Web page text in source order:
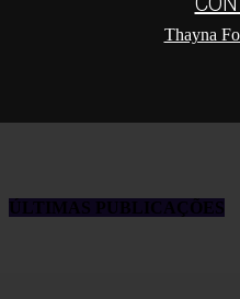
Thayna
ÚLTIMAS PUBLICAÇÕES